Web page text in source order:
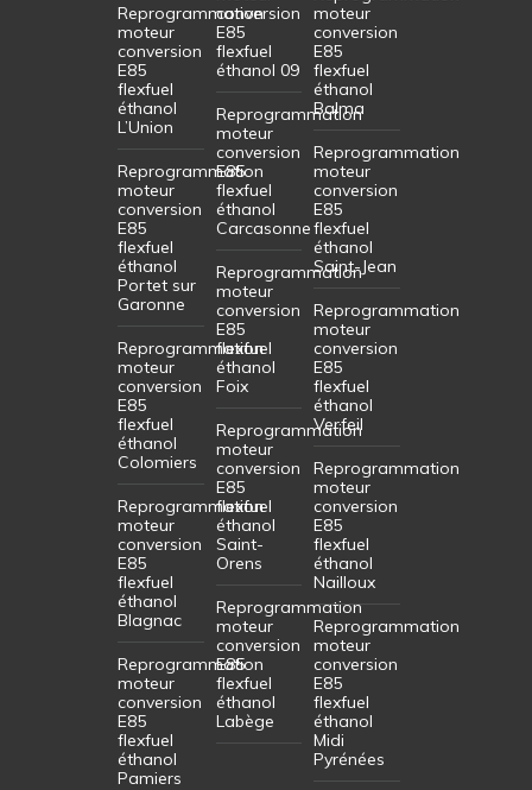
Reprogrammation
moteur
conversion
E85
flexfuel
éthanol
L’Union
Reprogrammation
moteur
conversion
E85
flexfuel
éthanol
Portet sur
Garonne
Reprogrammation
moteur
conversion
E85
flexfuel
éthanol
Colomiers
Reprogrammation
moteur
conversion
E85
flexfuel
éthanol
Blagnac
Reprogrammation
moteur
conversion
E85
flexfuel
éthanol
Pamiers
conversion
E85
flexfuel
éthanol 09
Reprogrammation
moteur
conversion
E85
flexfuel
éthanol
Carcasonne
Reprogrammation
moteur
conversion
E85
flexfuel
éthanol
Foix
Reprogrammation
moteur
conversion
E85
flexfuel
éthanol
Saint-
Orens
Reprogrammation
moteur
conversion
E85
flexfuel
éthanol
Labège
moteur
conversion
E85
flexfuel
éthanol
Balma
Reprogrammation
moteur
conversion
E85
flexfuel
éthanol
Saint-Jean
Reprogrammation
moteur
conversion
E85
flexfuel
éthanol
Verfeil
Reprogrammation
moteur
conversion
E85
flexfuel
éthanol
Nailloux
Reprogrammation
moteur
conversion
E85
flexfuel
éthanol
Midi
Pyrénées